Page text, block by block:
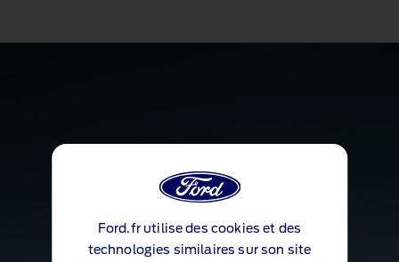
Ford.fr utilise des cookies et des
technologies similaires sur son site